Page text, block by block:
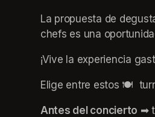
La propuesta de
chefs es una
¡Vive la experiencia
Elige entre estos 🍽️
Antes del concierto ➡